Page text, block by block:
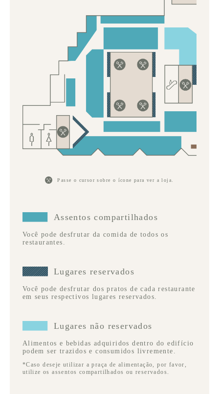
Passe o cursor sobre o ícone para ver a loja.
Assentos compartilhados
Você pode desfrutar da comida de todos os
restaurantes.
Lugares reservados
Você pode desfrutar dos pratos de cada restaurante
em seus respectivos lugares reservados.
Lugares não reservados
Alimentos e bebidas adquiridos dentro do edifício
podem ser trazidos e consumidos livremente.
*Caso deseje utilizar a praça de alimentação, por favor,
utilize os assentos compartilhados ou reservados.